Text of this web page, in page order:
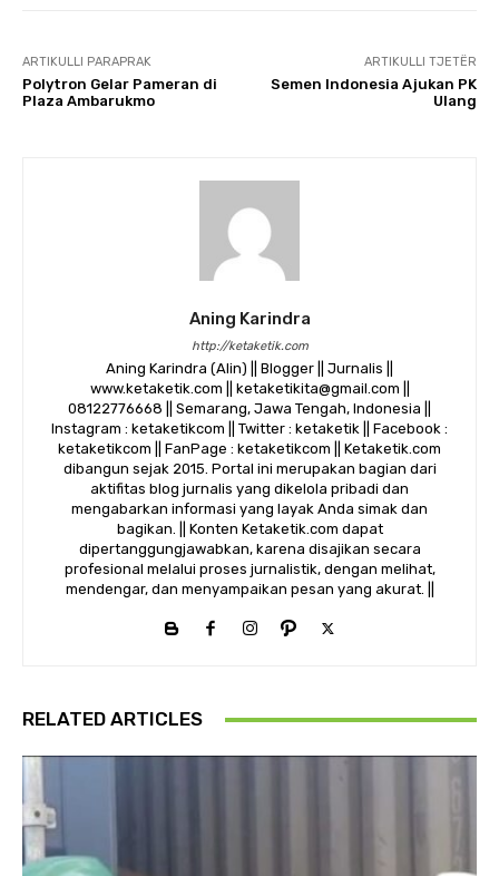
ARTIKULLI PARAPRAK
​Polytron Gelar Pameran di
Plaza Ambarukmo
ARTIKULLI TJETËR
Semen Indonesia Ajukan PK
Ulang
Aning Karindra
http://ketaketik.com
Aning Karindra (Alin) || Blogger || Jurnalis ||
www.ketaketik.com || ketaketikita@gmail.com ||
08122776668 || Semarang, Jawa Tengah, Indonesia ||
Instagram : ketaketikcom || Twitter : ketaketik || Facebook :
ketaketikcom || FanPage : ketaketikcom || Ketaketik.com
dibangun sejak 2015. Portal ini merupakan bagian dari
aktifitas blog jurnalis yang dikelola pribadi dan
mengabarkan informasi yang layak Anda simak dan
bagikan. || Konten Ketaketik.com dapat
dipertanggungjawabkan, karena disajikan secara
profesional melalui proses jurnalistik, dengan melihat,
mendengar, dan menyampaikan pesan yang akurat. ||
RELATED ARTICLES